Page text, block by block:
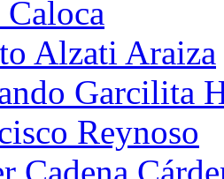
Alzati Araiza
Garcilita
Reynoso
Cadena